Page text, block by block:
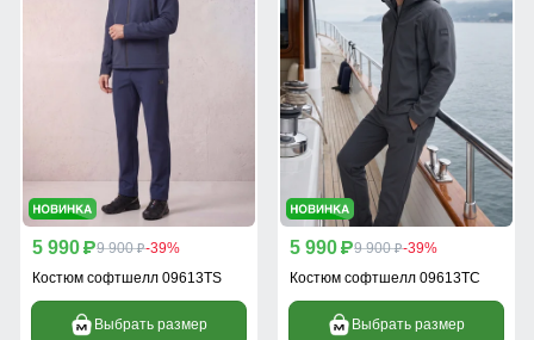
5 990 p9 900 p-39%
Костюм софтшелл 09613TS
Выбрать размер
5 990 p9 900 p-39%
Костюм софтшелл 09613TC
Выбрать размер